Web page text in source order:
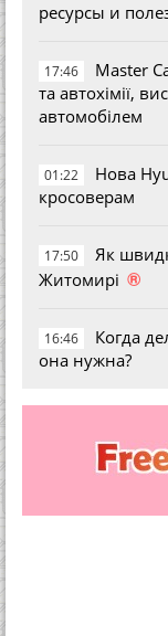
ресурсы и
17:46
Master
та автохімії,
автомобілем
01:22
Нова
кросоверам
17:50
Як
Житомирі ®
16:46
Когда
она нужна?